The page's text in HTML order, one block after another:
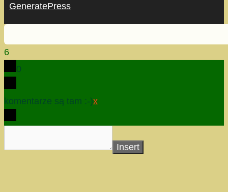
GeneratePress
6
0
komentarze są tam :-)x
Insert